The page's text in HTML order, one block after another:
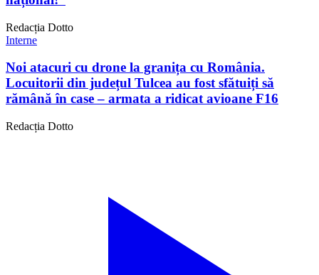
Redacția Dotto
Interne
Noi atacuri cu drone la granița cu România.
Locuitorii din județul Tulcea au fost sfătuiți să
rămână în case – armata a ridicat avioane F16
Redacția Dotto